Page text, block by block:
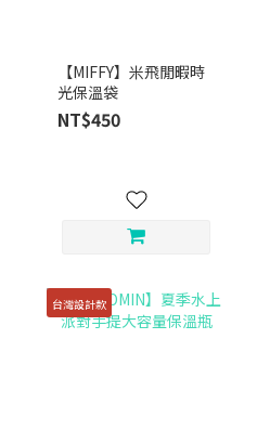
【MIFFY】米飛閒暇時
光保溫袋
NT$450
台灣設計款